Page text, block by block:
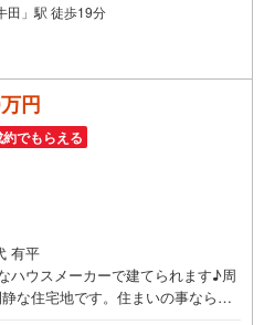
田」駅 徒歩19分
円
でもらえる
有平
ハウスメーカーで建てられます♪周
な住宅地です。住まいの事ならマ